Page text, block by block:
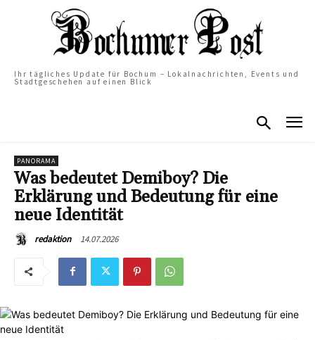
Ihr tägliches Update für Bochum – Lokalnachrichten, Events und
Stadtgeschehen auf einen Blick
PANORAMA
Was bedeutet Demiboy? Die
Erklärung und Bedeutung für eine
neue Identität
redaktion 14.07.2026